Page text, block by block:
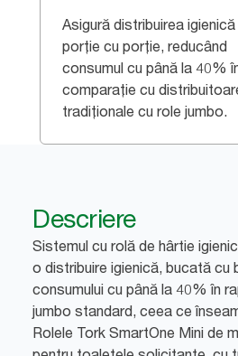
Asigură distribuirea igienică
porție cu porție, reducând
consumul cu până la 40%
comparație cu
tradiționale cu role jumbo.
Descriere
Sistemul cu rolă de hârtie
o distribuire igienică, bucată cu
consumului cu până la 40% în
jumbo standard, ceea ce
Rolele Tork SmartOne Mini de